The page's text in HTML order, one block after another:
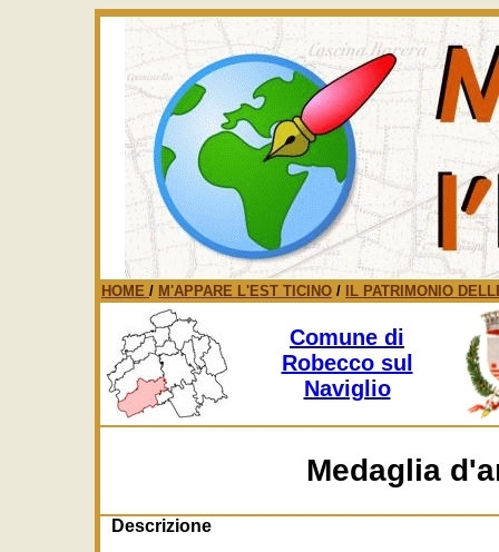
HOME / M'APPARE L'EST TICINO / IL PATRIMONIO
Comune di
Robecco sul
Naviglio
Medaglia
Descrizione